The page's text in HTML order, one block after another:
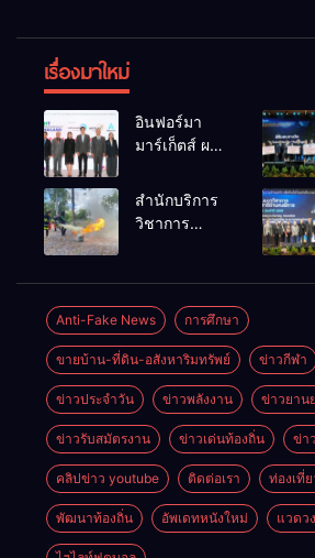
เรื่องมาใหม่
อินฟอร์มา
มาร์เก็ตส์ ผนึก
ธุรกิจท่อง
เที่ยว-บริการ
Thailand
2026 เชื่อม 4
งานใหญ่
สร้างโอกาส
ธุรกิจครบ
วงจร ด้วยครับ
สำนักบริการ
วิชาการ
เพลิงขั้นต้น”
ยกระดับ
ศักยภาพเจ้า
หน้าที่ท้องถิ่น
รับมืออัคคีภัย
ตามมาตรฐาน
สากล
Anti-Fake News การศึกษา
ขายบ้าน-ที่ดิน-อสังหาริมทรัพย์ ข่าวกีฬา
ข่าวประจำวัน ข่าวพลังงาน ข่าวยาน
ข่าวรับสมัตรงาน ข่าวเด่นท้องถิ่น ข่า
คลิปข่าว youtube ติดต่อเรา ท่องเที่
พัฒนาท้องถิ่น อัพเดทหนังใหม่ แวดว